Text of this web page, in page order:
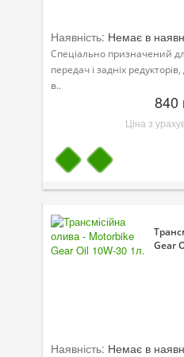
Наявність: Немає в
Спеціально призначений
передач і задніх
в..
840
Ціна з
Gear
Наявність: Немає в